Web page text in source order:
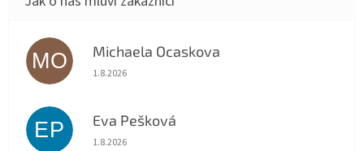
MO Michaela Ocaskova
Hodnocení obchodu je 5 z 5 hvězdiček.
1.8.2026
EP Eva Pešková
Hodnocení obchodu je 5 z 5 hvězdiček.
1.8.2026